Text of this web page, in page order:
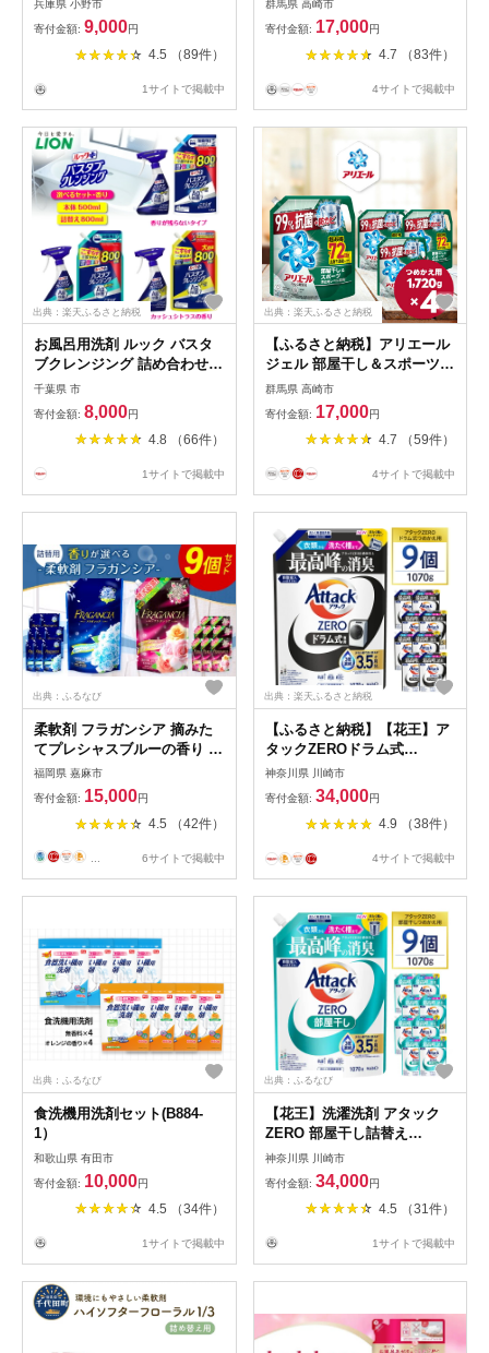
兵庫県 小野市
寄付金額: 9,000円
4.5 （89件）
1サイトで掲載中
1,720g×4個
群馬県 高崎市
寄付金額: 17,000円
4.7 （83件）
4サイトで掲載中
出典：楽天ふるさと納税
お風呂用洗剤 ルック バスタ
ブクレンジング 詰め合わせセ
ット
千葉県 市
寄付金額: 8,000円
4.8 （66件）
1サイトで掲載中
出典：楽天ふるさと納税
【ふるさと納税】アリエール
ジェル 部屋干し＆スポーツ
つめかえ超ウルトラジャンボ
サイズ 1,720g×4個
群馬県 高崎市
寄付金額: 17,000円
4.7 （59件）
4サイトで掲載中
出典：ふるなび
柔軟剤 フラガンシア 摘みた
てプレシャスブルーの香り 詰
替用 計13.5L
福岡県 嘉麻市
寄付金額: 15,000円
4.5 （42件）
6サイトで掲載中
出典：楽天ふるさと納税
【ふるさと納税】【花王】ア
タックZEROドラム式
1070g×9 | 洗剤 日用品洗剤
洗濯洗剤 液体洗剤 詰替え用
洗剤 洗剤 アタックZERO 除
菌 ドラム式 人気 おすすめ 送
神奈川県 川崎市
寄付金額: 34,000円
4.9 （38件）
4サイトで掲載中
出典：ふるなび
食洗機用洗剤セット(B884-
1）
和歌山県 有田市
寄付金額: 10,000円
4.5 （34件）
1サイトで掲載中
出典：ふるなび
【花王】洗濯洗剤 アタック
ZERO 部屋干し詰替え
1070g×9個 洗剤
神奈川県 川崎市
寄付金額: 34,000円
4.5 （31件）
1サイトで掲載中